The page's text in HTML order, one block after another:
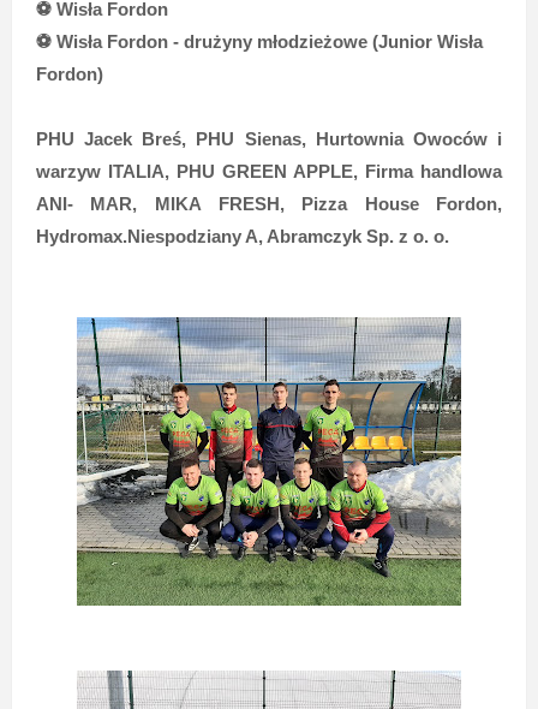
⚽ Wisła Fordon
⚽ Wisła Fordon - drużyny młodzieżowe(Junior Wisła
Fordon)
PHU Jacek Breś, PHU Sienas, Hurtownia Owoców i
warzyw ITALIA, PHU GREEN APPLE, Firma handlowa
ANI- MAR, MIKA FRESH, Pizza House Fordon,
Hydromax.Niespodziany A, Abramczyk Sp. z o. o.